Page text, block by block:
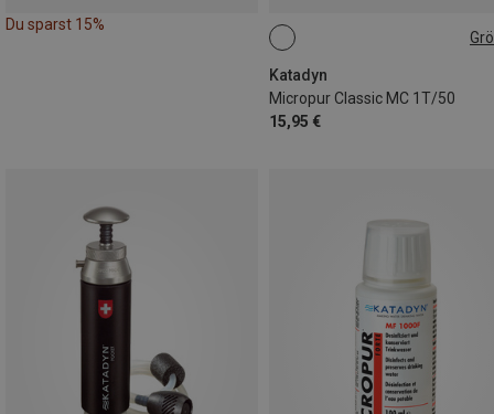
Du sparst 15%
Katadyn
Micropur Classic MC 1T/50
15,95 €
ONE SIZE